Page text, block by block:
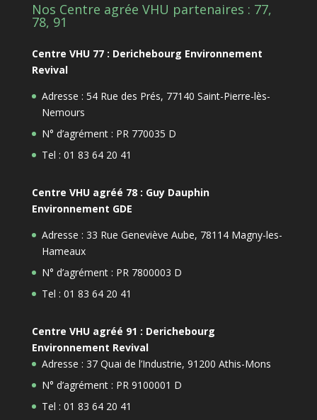
Nos Centre agrée VHU partenaires : 77,
78, 91
Centre VHU 77 : Derichebourg Environnement
Revival
Adresse : 54 Rue des Prés, 77140 Saint-Pierre-lès-
Nemours
N° d’agrément : PR 770035 D
Tel : 01 83 64 20 41
Centre VHU agréé 78 : Guy Dauphin
Environnement GDE
Adresse : 33 Rue Geneviève Aube, 78114 Magny-les-
Hameaux
N° d’agrément : PR 7800003 D
Tel : 01 83 64 20 41
Centre VHU agréé 91 : Derichebourg
Environnement Revival
Adresse : 37 Quai de l’Industrie, 91200 Athis-Mons
N° d’agrément : PR 9100001 D
Tel : 01 83 64 20 41